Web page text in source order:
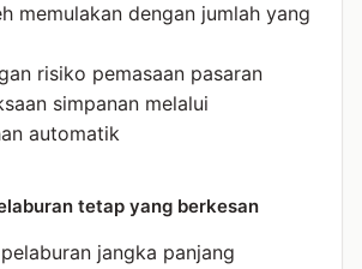
memulakan dengan jumlah yang
risiko pemasaan pasaran
simpanan melalui
automatik
tetap yang berkesan
jangka panjang